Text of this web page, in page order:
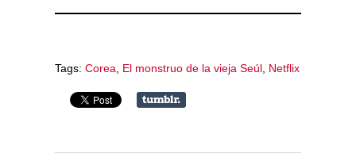
Tags: Corea El monstruo de la vieja Seúl Netflix